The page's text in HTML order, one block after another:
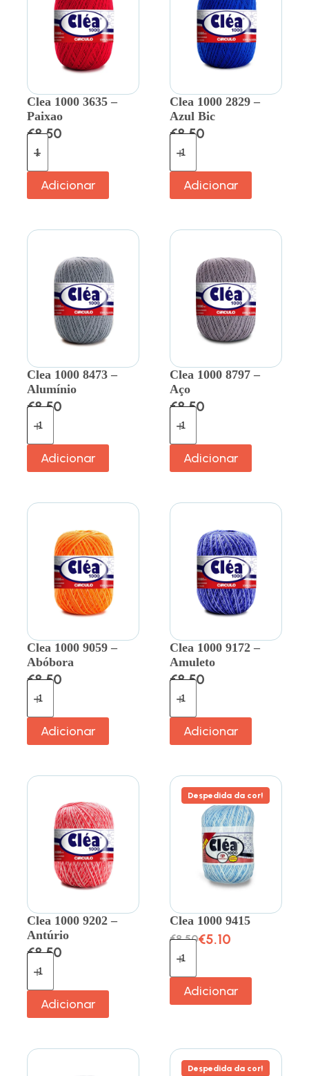
Clea 1000 3635 –
Paixao
€8.50
Adicionar
Clea 1000 2829 –
Azul Bic
€8.50
Adicionar
Clea 1000 8473 –
Alumínio
€8.50
Adicionar
Clea 1000 8797 –
Aço
€8.50
Adicionar
Clea 1000 9059 –
Abóbora
€8.50
Adicionar
Clea 1000 9172 –
Amuleto
€8.50
Adicionar
Clea 1000 9202 –
Antúrio
€8.50
Adicionar
Despedida da cor!
Clea 1000 9415
€8.50€5.10
Adicionar
Despedida da cor!